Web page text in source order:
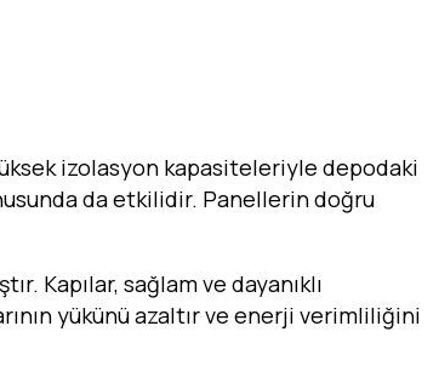
izolasyon kapasiteleriyle depodaki
da etkilidir. Panellerin doğru
Kapılar, sağlam ve dayanıklı
yükünü azaltır ve enerji verimliliğini